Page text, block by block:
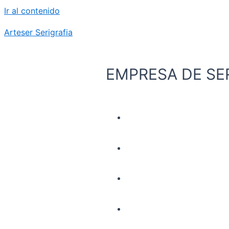
Ir al contenido
Arteser Serigrafia
EMPRESA DE